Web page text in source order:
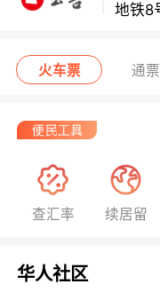
炉！
火车票 通票
查汇率 续居留
华人社区